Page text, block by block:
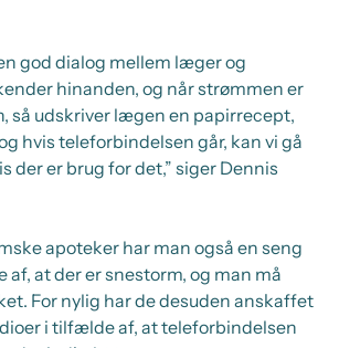
god dialog mellem læger og
hinanden, og når strømmen er
så udskriver lægen en papirrecept,
hvis teleforbindelsen går, kan vi gå
der er brug for det,” siger Dennis
apoteker har man også en seng
at der er snestorm, og man må
For nylig har de desuden anskaffet
i tilfælde af, at teleforbindelsen